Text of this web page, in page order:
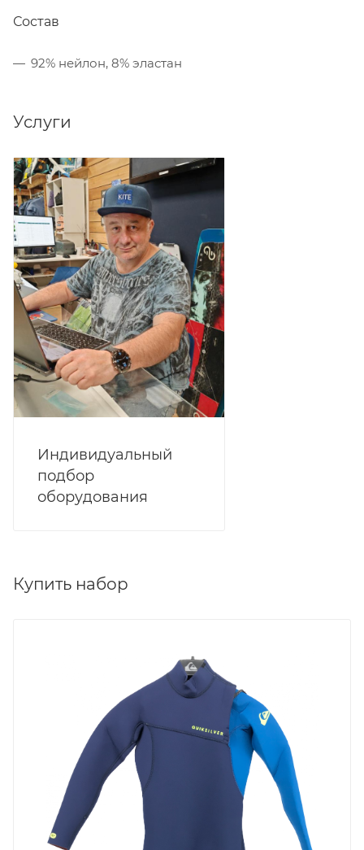
Состав
92% нейлон, 8% эластан
Услуги
Индивидуальный
подбор
оборудования
Купить набор